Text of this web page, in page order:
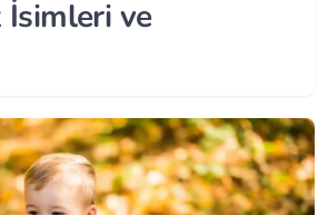
İsimleri ve